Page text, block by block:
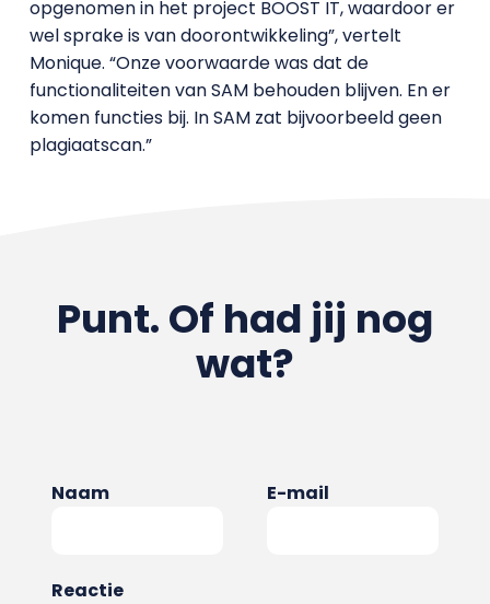
opgenomen in het project BOOST IT, waardoor er
wel sprake is van doorontwikkeling”, vertelt
Monique. “Onze voorwaarde was dat de
functionaliteiten van SAM behouden blijven. En er
komen functies bij. In SAM zat bijvoorbeeld geen
plagiaatscan.”
Punt. Of had jij nog
wat?
Naam E-mail
Reactie